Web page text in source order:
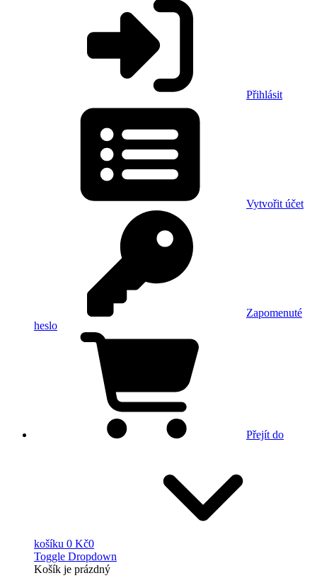
Přihlásit
Vytvořit účet
Zapomenuté
heslo
Přejít do
košíku 0 Kč0
Toggle Dropdown
Košík je prázdný